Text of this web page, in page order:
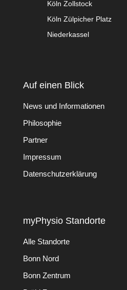
Köln Zollstock
Köln Zülpicher Platz
Niederkassel
Auf einen Blick
News und Informationen
Philosophie
Partner
Impressum
Datenschutzerklärung
myPhysio Standorte
Alle Standorte
Bonn Nord
Bonn Zentrum